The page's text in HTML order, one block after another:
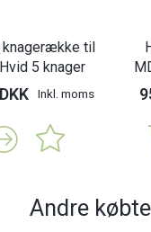
til
5 knager
Inkl. moms
Andre